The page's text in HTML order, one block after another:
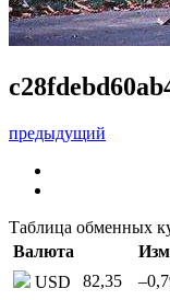
предыдущий
Таблица обменных
Валюта
USD
82,35